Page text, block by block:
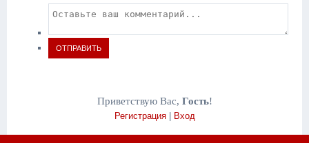
ОТПРАВИТЬ
Приветствую Вас, Гость!
Регистрация| Вход